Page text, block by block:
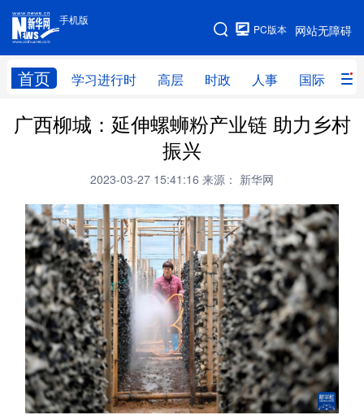
手机版
网站无障碍
PC版本
首页 学习进行时 高层 时政 人事 国际 财
手机版
网站地图
学习进行时 高层 时政 人事
全球连线
科技 科创 量子 体育
文化 书画 健康 军事
访谈 视频 图片 政务
法律 中央文件 金融 汽车
食品 人居 信息化 数字经济
学术中国 乡村振兴 银龄 溯源中国
广西柳城：延伸螺蛳粉产业链 助力乡村
振兴
2023-03-27 15:41:16 来源： 新华网